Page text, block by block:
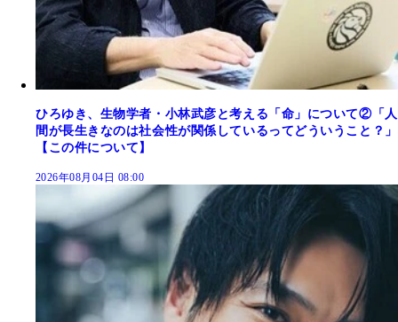
ひろゆき、生物学者・小林武彦と考える「命」について②「人
間が長生きなのは社会性が関係しているってどういうこと？」
【この件について】
2026年08月04日 08:00